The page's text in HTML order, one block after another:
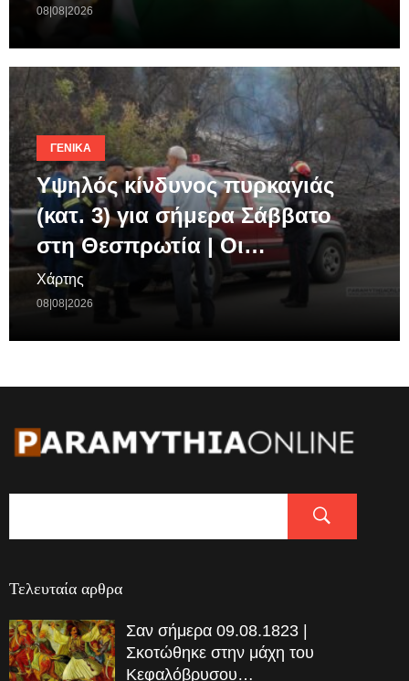
08|08|2026
ΓΕΝΙΚΆ
Υψηλός κίνδυνος πυρκαγιάς
(κατ. 3) για σήμερα Σάββατο
στη Θεσπρωτία | Οι…
Χάρτης
08|08|2026
Τελευταία αρθρα
Σαν σήμερα 09.08.1823 |
Σκοτώθηκε στην μάχη του
Κεφαλόβρυσου…